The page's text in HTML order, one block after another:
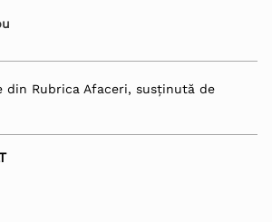
din Rubrica Afaceri, susținută de